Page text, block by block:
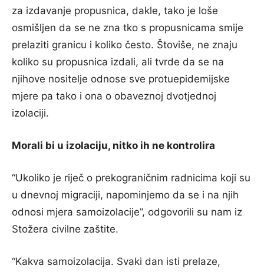
za izdavanje propusnica, dakle, tako je loše
osmišljen da se ne zna tko s propusnicama smije
prelaziti granicu i koliko često. Štoviše, ne znaju
koliko su propusnica izdali, ali tvrde da se na
njihove nositelje odnose sve protuepidemijske
mjere pa tako i ona o obaveznoj dvotjednoj
izolaciji.
Morali bi u izolaciju, nitko ih ne kontrolira
“Ukoliko je riječ o prekograničnim radnicima koji su
u dnevnoj migraciji, napominjemo da se i na njih
odnosi mjera samoizolacije”, odgovorili su nam iz
Stožera civilne zaštite.
“Kakva samoizolacija. Svaki dan isti prelaze,